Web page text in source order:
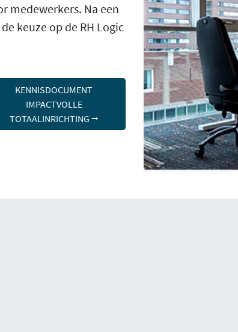
medewerkers. Na een
keuze op de RH Logic
KENNISDOCUMENT
IMPACTVOLLE
TOTAALINRICHTING ⭢